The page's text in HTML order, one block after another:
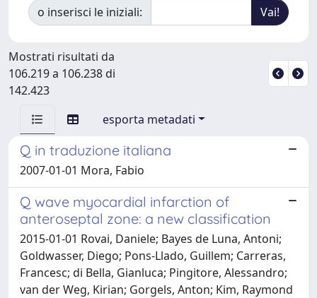
o inserisci le iniziali:
Mostrati risultati da
106.219 a 106.238 di
142.423
esporta metadati
Q in traduzione italiana
2007-01-01 Mora, Fabio
Q wave myocardial infarction of
anteroseptal zone: a new classification
2015-01-01 Rovai, Daniele; Bayes de Luna, Antoni;
Goldwasser, Diego; Pons-Llado, Guillem; Carreras,
Francesc; di Bella, Gianluca; Pingitore, Alessandro;
van der Weg, Kirian; Gorgels, Anton; Kim, Raymond